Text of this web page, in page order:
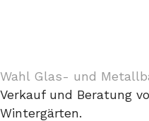
Wahl Glas- und
Verkauf und Beratung
Wintergärten.